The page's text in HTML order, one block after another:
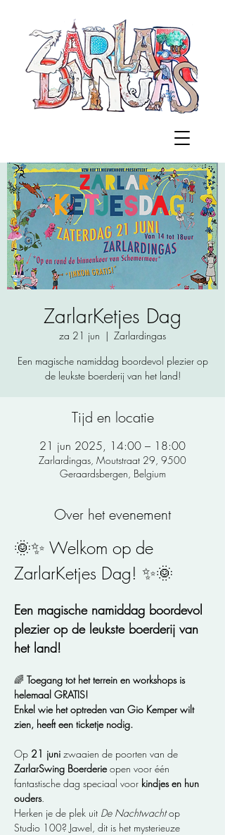
ZarlarKetjes Dag
za 21 jun
  |
Zarlardingas
Een magische namiddag boordevol plezier op
de leukste boerderij van het land!
Tijd en locatie
21 jun 2025, 14:00 – 18:00
Zarlardingas, Moutstraat 29, 9500
Geraardsbergen, Belgium
Over het evenement
🌞✨ Welkom op de
ZarlarKetjes Dag! ✨🌞
Een magische namiddag boordevol
plezier op de leukste boerderij van
het land!
🌈 Toegang tot het terrein en workshops is
helemaal GRATIS!
Enkel wie het optreden van Gio Kemper wilt
zien, heeft een ticketje nodig.
Op 21 juni zwaaien de poorten van de
ZarlarSwing Boerderie open voor één
fantastische dag speciaal voor kindjes en hun
ouders.
Herken je de plek uit De Nachtwacht op
Studio 100? Jawel, dit is het mysterieuze